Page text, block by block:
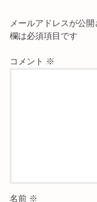
メールアドレスが公
欄は必須項目です
コメント ※
名前 ※